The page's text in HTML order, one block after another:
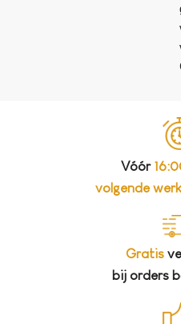
Vóór
volgende
Gratis
bij orders